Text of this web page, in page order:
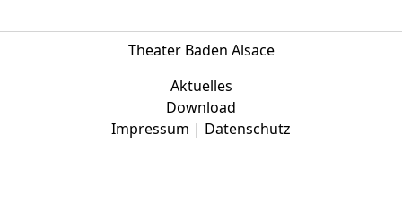
Theater Baden Alsace
Aktuelles
Download
Impressum | Datenschutz